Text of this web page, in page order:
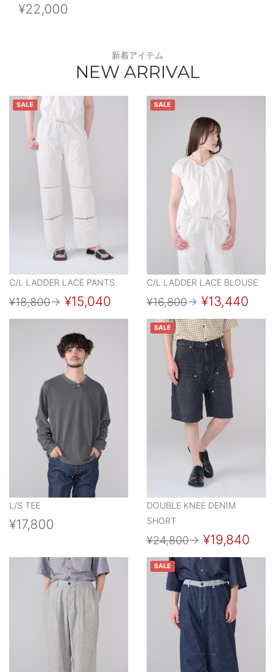
¥22,000
新着アイテム
NEW ARRIVAL
SALE
C/L LADDER LACE PANTS
¥18,800→ ¥15,040
SALE
C/L LADDER LACE BLOUSE
¥16,800→ ¥13,440
L/S TEE
¥17,800
SALE
DOUBLE KNEE DENIM
SHORT
¥24,800→ ¥19,840
SALE